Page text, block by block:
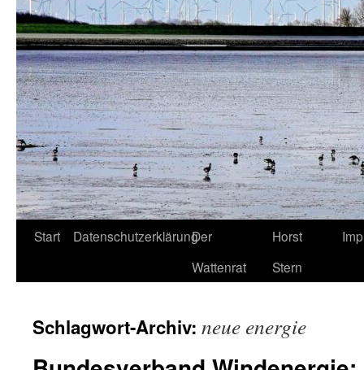
Start DatenschutzerklärungDer
Wattenrat
Horst
Stern
Schlagwort-Archiv: neue energie